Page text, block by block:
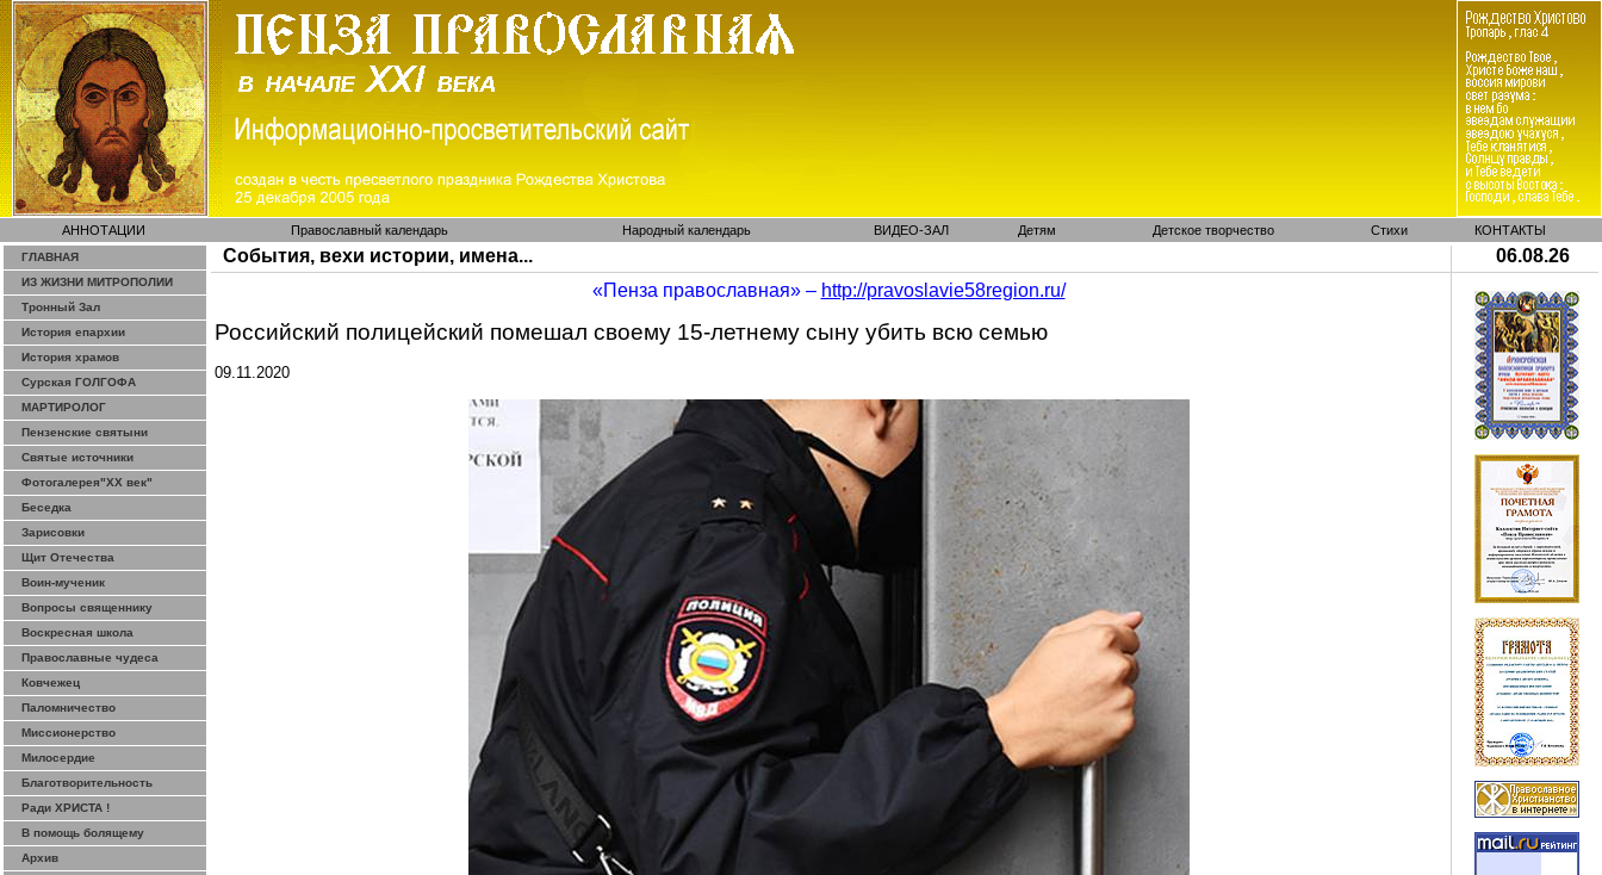
АННОТАЦИИ Православный календарь Народный календарь ВИДЕО-ЗАЛ Детям Детское творчество Стихи КОНТАКТЫ
ГЛАВНАЯ
ИЗ ЖИЗНИ МИТРОПОЛИИ
Тронный Зал
История епархии
История храмов
Сурская ГОЛГОФА
МАРТИРОЛОГ
Пензенские святыни
Святые источники
Фотогалерея"ХХ век"
Беседка
Зарисовки
Щит Отечества
Воин-мученик
Вопросы священнику
Воскресная школа
Православные чудеса
Ковчежец
Паломничество
Миссионерство
Милосердие
Благотворительность
Ради ХРИСТА !
В помощь болящему
Архив
События, вехи истории, имена...
06.08.26
«Пенза православная» – http://pravoslavie58region.ru/
Российский полицейский помешал своему 15-летнему сыну убить всю семью
09.11.2020